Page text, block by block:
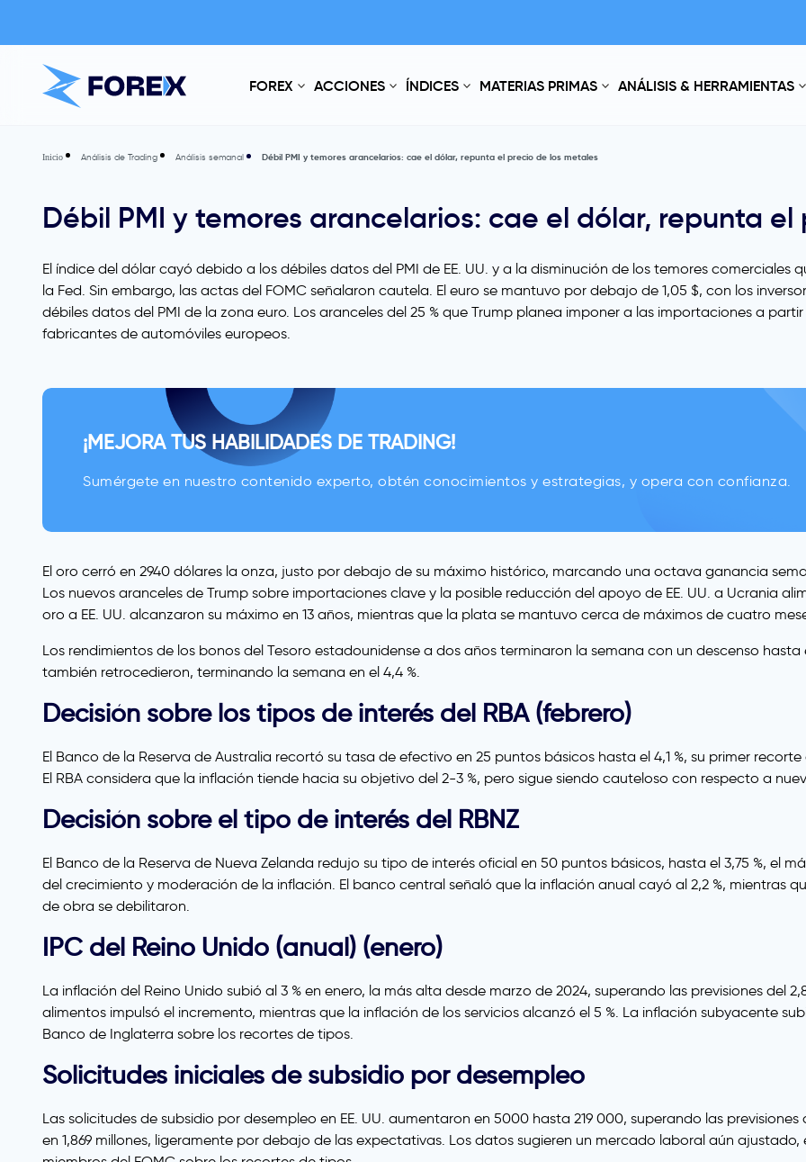
FOREX ACCIONES ÍNDICES MATERIAS PRIMAS ANÁLISIS & HERRAMIENTAS
Inicio Análisis de Trading Análisis semanal Débil PMI y temores arancelarios: cae el dólar, repunta el precio de los metales
Débil PMI y temores arancelarios: cae el dólar, repunta
El índice del dólar cayó debido a los débiles datos del PMI de EE. UU. y a la disminución de los temores
la Fed. Sin embargo, las actas del FOMC señalaron cautela. El euro se mantuvo por debajo de 1,05 $, con los
débiles datos del PMI de la zona euro. Los aranceles del 25 % que Trump planea imponer a las importaciones a
fabricantes de automóviles europeos.
¡MEJORA TUS HABILIDADES DE TRADING!
Sumérgete en nuestro contenido experto, obtén conocimientos y estrategias, y opera con confianza.
El oro cerró en 2940 dólares la onza, justo por debajo de su máximo histórico, marcando una octava ganancia
Los nuevos aranceles de Trump sobre importaciones clave y la posible reducción del apoyo de EE. UU. a Ucrania
oro a EE. UU. alcanzaron su máximo en 13 años, mientras que la plata se mantuvo cerca de máximos de cuatro
Los rendimientos de los bonos del Tesoro estadounidense a dos años terminaron la semana con un descenso
también retrocedieron, terminando la semana en el 4,4 %.
Decisión sobre los tipos de interés del RBA (febrero)
El Banco de la Reserva de Australia recortó su tasa de efectivo en 25 puntos básicos hasta el 4,1 %, su primer
El RBA considera que la inflación tiende hacia su objetivo del 2-3 %, pero sigue siendo cauteloso con respecto a
Decisión sobre el tipo de interés del RBNZ
El Banco de la Reserva de Nueva Zelanda redujo su tipo de interés oficial en 50 puntos básicos, hasta el 3,75 %, el
del crecimiento y moderación de la inflación. El banco central señaló que la inflación anual cayó al 2,2 %, mientras
de obra se debilitaron.
IPC del Reino Unido (anual) (enero)
La inflación del Reino Unido subió al 3 % en enero, la más alta desde marzo de 2024, superando las previsiones del
alimentos impulsó el incremento, mientras que la inflación de los servicios alcanzó el 5 %. La inflación subyacente
Banco de Inglaterra sobre los recortes de tipos.
Solicitudes iniciales de subsidio por desempleo
Las solicitudes de subsidio por desempleo en EE. UU. aumentaron en 5000 hasta 219 000, superando las
en 1,869 millones, ligeramente por debajo de las expectativas. Los datos sugieren un mercado laboral aún